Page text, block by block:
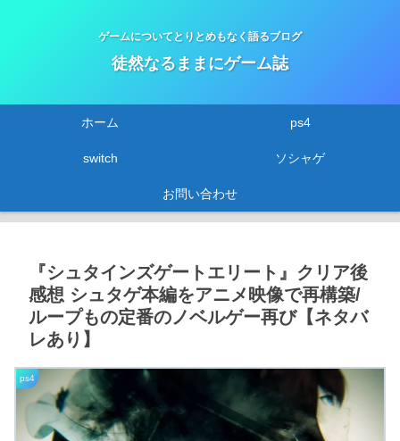
ゲームについてとりとめもなく語るブログ
徒然なるままにゲーム誌
ホーム ps4
switch ソシャゲ
お問い合わせ
『シュタインズゲートエリート』クリア後
感想 シュタゲ本編をアニメ映像で再構築/
ループもの定番のノベルゲー再び【ネタバ
レあり】
ps4